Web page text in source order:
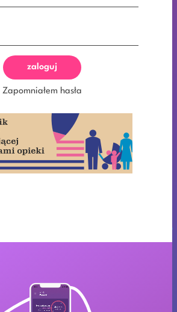
zaloguj
Zapomniałem hasła